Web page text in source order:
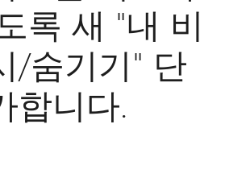
록 새 "내 비
/숨기기" 단
합니다.